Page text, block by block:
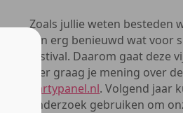
Zoals jullie weten besteden
zijn erg benieuwd wat
festival. Daarom gaat deze
hier graag je mening over
partypanel.nl. Volgend jaar
onderzoek gebruiken om